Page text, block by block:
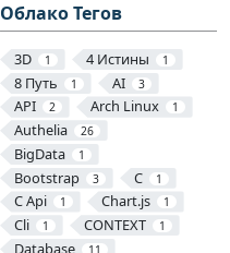
Облако Тегов
3D 1 4 Истины 1
8 Путь 1 AI 3
API 2 Arch Linux 1
Authelia 26
BigData 1
Bootstrap 3 C 1
C Api 1 Chart.js 1
Cli 1 CONTEXT 1
Database 11